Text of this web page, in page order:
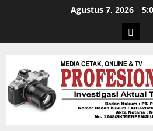
Agustus 7, 2026